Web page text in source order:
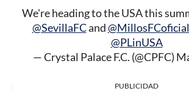
We're heading to the USA this
@SevillaFCand@MillosFCoficial
@PLinUSA
— Crystal Palace F.C. (@CPFC)
PUBLICIDAD